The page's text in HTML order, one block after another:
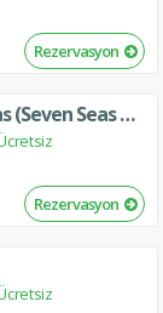
Rezervasyon
Otium Hotel Seven Seas (Seven Seas Hotel Blue)
Rezervasyon